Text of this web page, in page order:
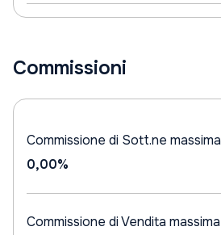
Commissioni
Commissione di Sott.ne massima
0,00%
Commissione di Vendita massima